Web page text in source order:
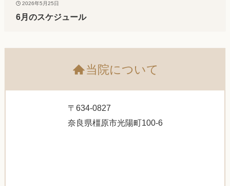
2026年5月25日
6月のスケジュール
当院について
〒634-0827
奈良県橿原市光陽町100-6